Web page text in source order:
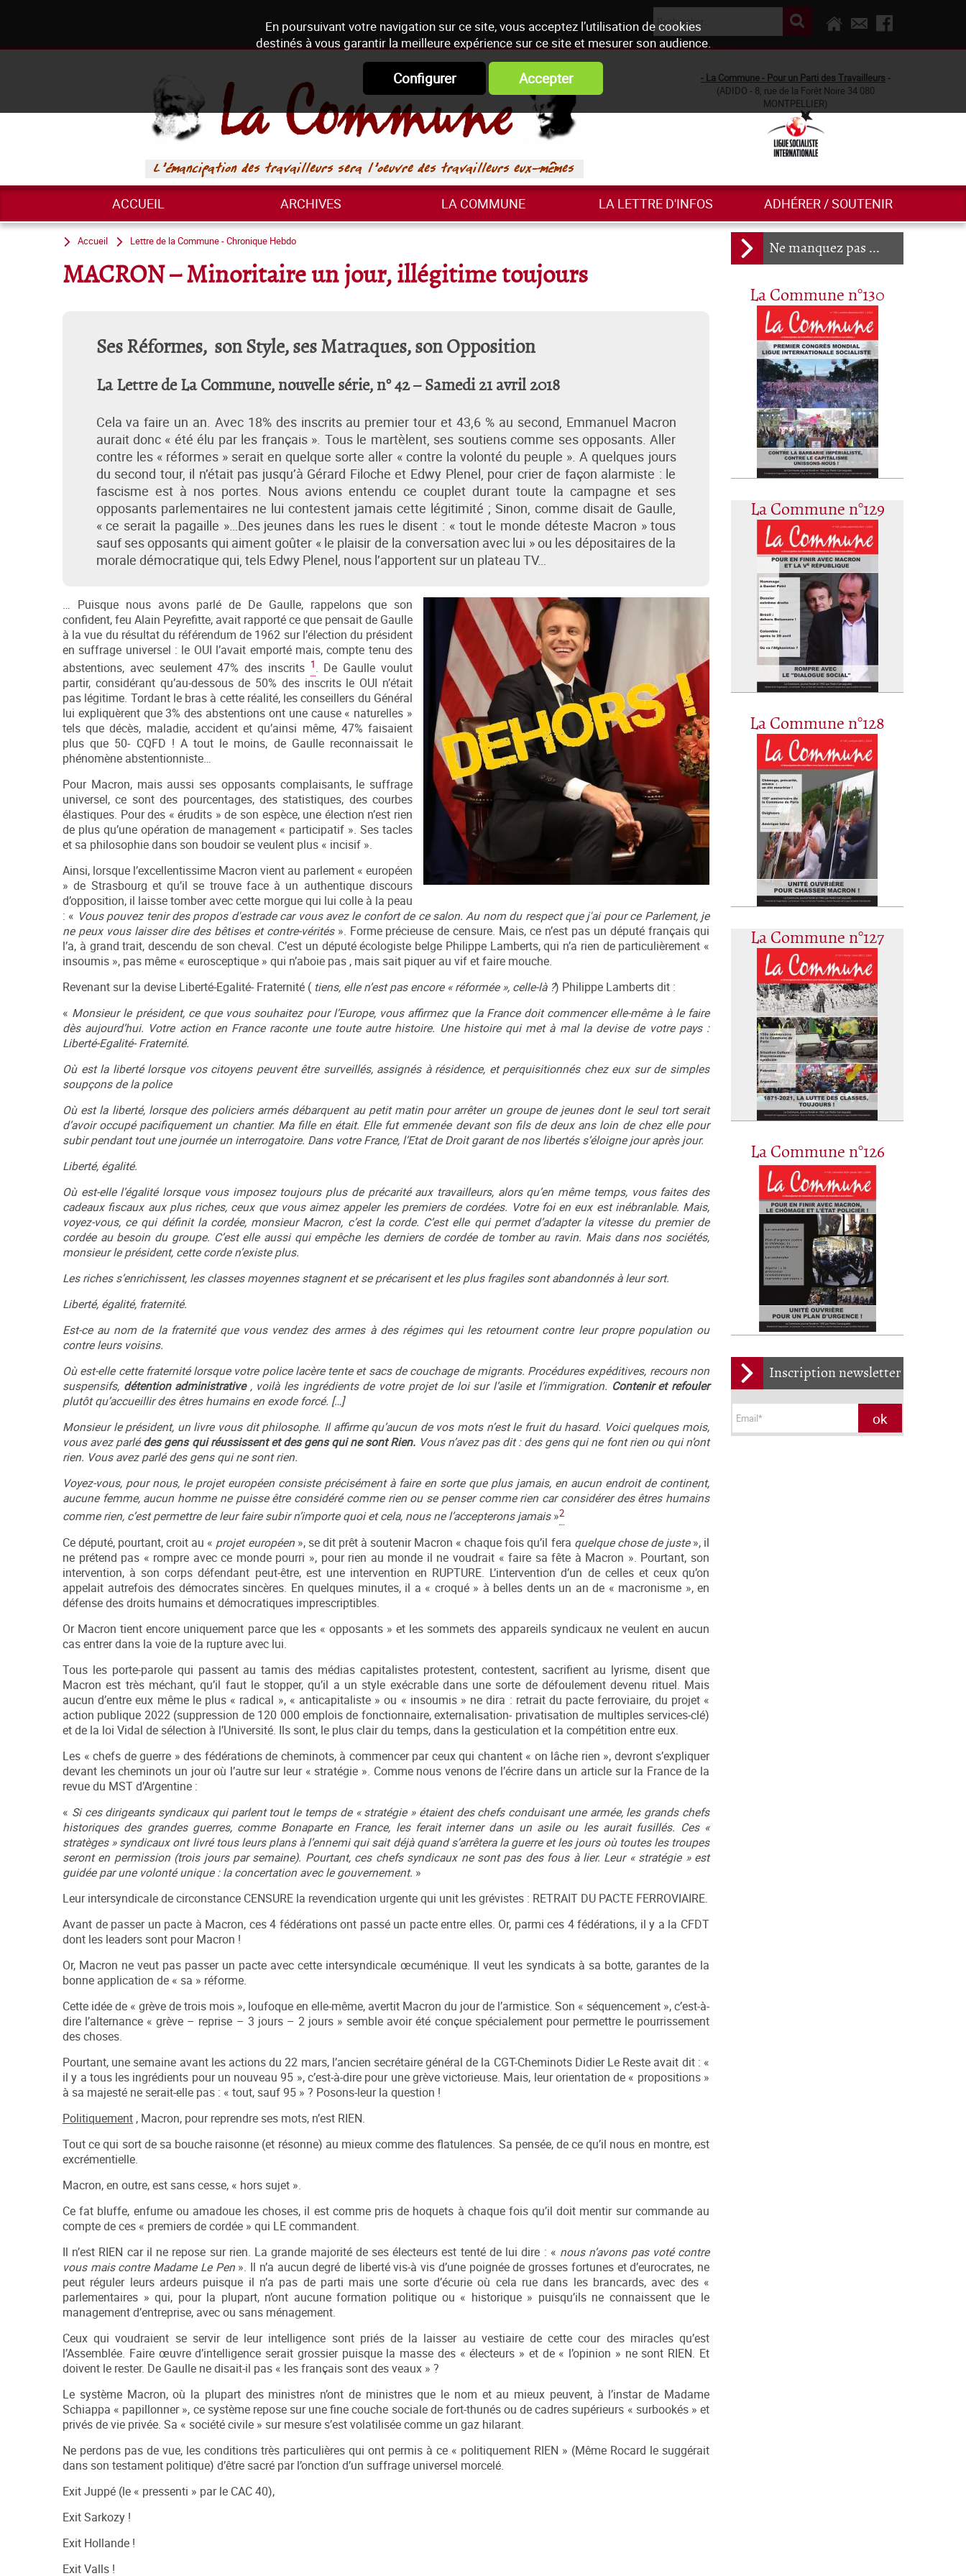
En poursuivant votre navigation sur ce site, vous acceptez l’utilisation de cookies
destinés à vous garantir la meilleure expérience sur ce site et mesurer son audience.
Configurer Accepter - La Commune - Pour un Parti des Travailleurs -
(ADIDO - 8, rue de la Forêt Noire 34 080
MONTPELLIER)
ACCUEIL ARCHIVES LA COMMUNE LA LETTRE D'INFOS ADHÉRER / SOUTENIR
Ne manquez pas ...
La Commune n°130
La Commune n°129
La Commune n°128
La Commune n°127
La Commune n°126
Inscription newsletter
Accueil Lettre de la Commune - Chronique Hebdo
MACRON – Minoritaire un jour, illégitime toujours
Ses Réformes, son Style, ses Matraques, son Opposition
La Lettre de La Commune, nouvelle série, n° 42 – Samedi 21 avril 2018
Cela va faire un an. Avec 18% des inscrits au premier tour et 43,6 % au second, Emmanuel Macron
aurait donc « été élu par les français ». Tous le martèlent, ses soutiens comme ses opposants. Aller
contre les « réformes » serait en quelque sorte aller « contre la volonté du peuple ». A quelques jours
du second tour, il n’était pas jusqu’à Gérard Filoche et Edwy Plenel, pour crier de façon alarmiste : le
fascisme est à nos portes. Nous avions entendu ce couplet durant toute la campagne et ses
opposants parlementaires ne lui contestent jamais cette légitimité ; Sinon, comme disait de Gaulle,
« ce serait la pagaille »…Des jeunes dans les rues le disent : « tout le monde déteste Macron » tous
sauf ses opposants qui aiment goûter « le plaisir de la conversation avec lui » ou les dépositaires de la
morale démocratique qui, tels Edwy Plenel, nous l’apportent sur un plateau TV…
… Puisque nous avons parlé de De Gaulle, rappelons que son
confident, feu Alain Peyrefitte, avait rapporté ce que pensait de Gaulle
à la vue du résultat du référendum de 1962 sur l’élection du président
en suffrage universel : le OUI l’avait emporté mais, compte tenu des
abstentions, avec seulement 47% des inscrits 1. De Gaulle voulut
partir, considérant qu’au-dessous de 50% des inscrits le OUI n’était
pas légitime. Tordant le bras à cette réalité, les conseillers du Général
lui expliquèrent que 3% des abstentions ont une cause « naturelles »
tels que décès, maladie, accident et qu’ainsi même, 47% faisaient
plus que 50- CQFD ! A tout le moins, de Gaulle reconnaissait le
phénomène abstentionniste…
Pour Macron, mais aussi ses opposants complaisants, le suffrage
universel, ce sont des pourcentages, des statistiques, des courbes
élastiques. Pour des « érudits » de son espèce, une élection n’est rien
de plus qu’une opération de management « participatif ». Ses tacles
et sa philosophie dans son boudoir se veulent plus « incisif ».
Ainsi, lorsque l’excellentissime Macron vient au parlement « européen
» de Strasbourg et qu’il se trouve face à un authentique discours
d’opposition, il laisse tomber avec cette morgue qui lui colle à la peau
: « Vous pouvez tenir des propos d'estrade car vous avez le confort de ce salon. Au nom du respect que j'ai pour ce Parlement, je
ne peux vous laisser dire des bêtises et contre-vérités ». Forme précieuse de censure. Mais, ce n’est pas un député français qui
l’a, à grand trait, descendu de son cheval. C’est un député écologiste belge Philippe Lamberts, qui n’a rien de particulièrement «
insoumis », pas même « eurosceptique » qui n’aboie pas , mais sait piquer au vif et faire mouche.
Revenant sur la devise Liberté-Egalité- Fraternité ( tiens, elle n’est pas encore « réformée », celle-là ?) Philippe Lamberts dit :
« Monsieur le président, ce que vous souhaitez pour l’Europe, vous affirmez que la France doit commencer elle-même à le faire
dès aujourd’hui. Votre action en France raconte une toute autre histoire. Une histoire qui met à mal la devise de votre pays :
Liberté-Egalité- Fraternité.
Où est la liberté lorsque vos citoyens peuvent être surveillés, assignés à résidence, et perquisitionnés chez eux sur de simples
soupçons de la police
Où est la liberté, lorsque des policiers armés débarquent au petit matin pour arrêter un groupe de jeunes dont le seul tort serait
d’avoir occupé pacifiquement un chantier. Ma fille en était. Elle fut emmenée devant son fils de deux ans loin de chez elle pour
subir pendant tout une journée un interrogatoire. Dans votre France, l’Etat de Droit garant de nos libertés s’éloigne jour après jour.
Liberté, égalité.
Où est-elle l’égalité lorsque vous imposez toujours plus de précarité aux travailleurs, alors qu’en même temps, vous faites des
cadeaux fiscaux aux plus riches, ceux que vous aimez appeler les premiers de cordées. Votre foi en eux est inébranlable. Mais,
voyez-vous, ce qui définit la cordée, monsieur Macron, c’est la corde. C’est elle qui permet d’adapter la vitesse du premier de
cordée au besoin du groupe. C’est elle aussi qui empêche les derniers de cordée de tomber au ravin. Mais dans nos sociétés,
monsieur le président, cette corde n’existe plus.
Les riches s’enrichissent, les classes moyennes stagnent et se précarisent et les plus fragiles sont abandonnés à leur sort.
Liberté, égalité, fraternité.
Est-ce au nom de la fraternité que vous vendez des armes à des régimes qui les retournent contre leur propre population ou
contre leurs voisins.
Où est-elle cette fraternité lorsque votre police lacère tente et sacs de couchage de migrants. Procédures expéditives, recours non
suspensifs, détention administrative , voilà les ingrédients de votre projet de loi sur l’asile et l’immigration. Contenir et refouler
plutôt qu’accueillir des êtres humains en exode forcé. […]
Monsieur le président, un livre vous dit philosophe. Il affirme qu’aucun de vos mots n’est le fruit du hasard. Voici quelques mois,
vous avez parlédes gens qui réussissent et des gens qui ne sont Rien. Vous n’avez pas dit : des gens qui ne font rien ou qui n’ont
rien. Vous avez parlé des gens qui ne sont rien.
Voyez-vous, pour nous, le projet européen consiste précisément à faire en sorte que plus jamais, en aucun endroit de continent,
aucune femme, aucun homme ne puisse être considéré comme rien ou se penser comme rien car considérer des êtres humains
comme rien, c’est permettre de leur faire subir n’importe quoi et cela, nous ne l’accepterons jamais»2
Ce député, pourtant, croit au « projet européen», se dit prêt à soutenir Macron « chaque fois qu’il fera quelque chose de juste», il
ne prétend pas « rompre avec ce monde pourri », pour rien au monde il ne voudrait « faire sa fête à Macron ». Pourtant, son
intervention, à son corps défendant peut-être, est une intervention en RUPTURE. L’intervention d’un de celles et ceux qu’on
appelait autrefois des démocrates sincères. En quelques minutes, il a « croqué » à belles dents un an de « macronisme », en
défense des droits humains et démocratiques imprescriptibles.
Or Macron tient encore uniquement parce que les « opposants » et les sommets des appareils syndicaux ne veulent en aucun
cas entrer dans la voie de la rupture avec lui.
Tous les porte-parole qui passent au tamis des médias capitalistes protestent, contestent, sacrifient au lyrisme, disent que
Macron est très méchant, qu’il faut le stopper, qu’il a un style exécrable dans une sorte de défoulement devenu rituel. Mais
aucun d’entre eux même le plus « radical », « anticapitaliste » ou « insoumis » ne dira : retrait du pacte ferroviaire, du projet «
action publique 2022 (suppression de 120 000 emplois de fonctionnaire, externalisation- privatisation de multiples services-clé)
et de la loi Vidal de sélection à l’Université. Ils sont, le plus clair du temps, dans la gesticulation et la compétition entre eux.
Les « chefs de guerre » des fédérations de cheminots, à commencer par ceux qui chantent « on lâche rien », devront s’expliquer
devant les cheminots un jour où l’autre sur leur « stratégie ». Comme nous venons de l’écrire dans un article sur la France de la
revue du MST d’Argentine :
« Si ces dirigeants syndicaux qui parlent tout le temps de « stratégie » étaient des chefs conduisant une armée, les grands chefs
historiques des grandes guerres, comme Bonaparte en France, les ferait interner dans un asile ou les aurait fusillés. Ces «
stratèges » syndicaux ont livré tous leurs plans à l’ennemi qui sait déjà quand s’arrêtera la guerre et les jours où toutes les troupes
seront en permission (trois jours par semaine). Pourtant, ces chefs syndicaux ne sont pas des fous à lier. Leur « stratégie » est
guidée par une volonté unique : la concertation avec le gouvernement. »
Leur intersyndicale de circonstance CENSURE la revendication urgente qui unit les grévistes : RETRAIT DU PACTE FERROVIAIRE.
Avant de passer un pacte à Macron, ces 4 fédérations ont passé un pacte entre elles. Or, parmi ces 4 fédérations, il y a la CFDT
dont les leaders sont pour Macron !
Or, Macron ne veut pas passer un pacte avec cette intersyndicale œcuménique. Il veut les syndicats à sa botte, garantes de la
bonne application de « sa » réforme.
Cette idée de « grève de trois mois », loufoque en elle-même, avertit Macron du jour de l’armistice. Son « séquencement », c’est-à-
dire l’alternance « grève – reprise – 3 jours – 2 jours » semble avoir été conçue spécialement pour permettre le pourrissement
des choses.
Pourtant, une semaine avant les actions du 22 mars, l’ancien secrétaire général de la CGT-Cheminots Didier Le Reste avait dit : «
il y a tous les ingrédients pour un nouveau 95 », c’est-à-dire pour une grève victorieuse. Mais, leur orientation de « propositions »
à sa majesté ne serait-elle pas : « tout, sauf 95 » ? Posons-leur la question !
Politiquement , Macron, pour reprendre ses mots, n’est RIEN.
Tout ce qui sort de sa bouche raisonne (et résonne) au mieux comme des flatulences. Sa pensée, de ce qu’il nous en montre, est
excrémentielle.
Macron, en outre, est sans cesse, « hors sujet ».
Ce fat bluffe, enfume ou amadoue les choses, il est comme pris de hoquets à chaque fois qu’il doit mentir sur commande au
compte de ces « premiers de cordée » qui LE commandent.
Il n’est RIEN car il ne repose sur rien. La grande majorité de ses électeurs est tenté de lui dire : « nous n’avons pas voté contre
vous mais contre Madame Le Pen». Il n’a aucun degré de liberté vis-à vis d’une poignée de grosses fortunes et d’eurocrates, ne
peut réguler leurs ardeurs puisque il n’a pas de parti mais une sorte d’écurie où cela rue dans les brancards, avec des «
parlementaires » qui, pour la plupart, n’ont aucune formation politique ou « historique » puisqu’ils ne connaissent que le
management d’entreprise, avec ou sans ménagement.
Ceux qui voudraient se servir de leur intelligence sont priés de la laisser au vestiaire de cette cour des miracles qu’est
l’Assemblée. Faire œuvre d’intelligence serait grossier puisque la masse des « électeurs » et de « l’opinion » ne sont RIEN. Et
doivent le rester. De Gaulle ne disait-il pas « les français sont des veaux » ?
Le système Macron, où la plupart des ministres n’ont de ministres que le nom et au mieux peuvent, à l’instar de Madame
Schiappa « papillonner », ce système repose sur une fine couche sociale de fort-thunés ou de cadres supérieurs « surbookés » et
privés de vie privée. Sa « société civile » sur mesure s’est volatilisée comme un gaz hilarant.
Ne perdons pas de vue, les conditions très particulières qui ont permis à ce « politiquement RIEN » (Même Rocard le suggérait
dans son testament politique) d’être sacré par l’onction d’un suffrage universel morcelé.
Exit Juppé (le « pressenti » par le CAC 40),
Exit Sarkozy !
Exit Hollande !
Exit Valls !